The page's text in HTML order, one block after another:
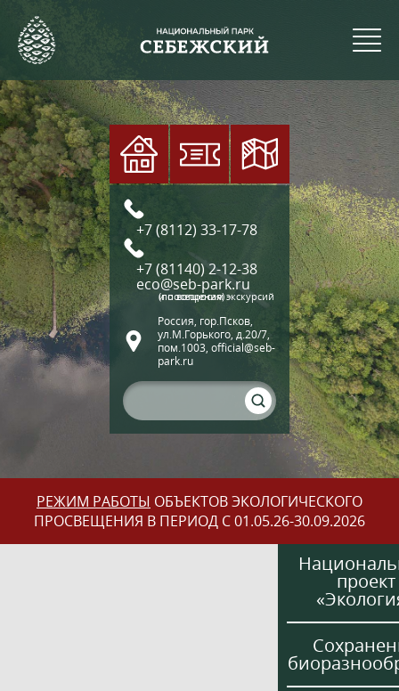
+7 (8112) 33-17-78
+7 (81140) 2-12-38
eco@seb-park.ru
(по вопросам экскурсий и посещения)
Россия, гор.Псков,
ул.М.Горького, д.20/7,
пом.1003, official@seb-
park.ru
РЕЖИМ РАБОТЫ ОБЪЕКТОВ ЭКОЛОГИЧЕСКОГО
ПРОСВЕЩЕНИЯ В ПЕРИОД С 01.05.26-30.09.2026
проект